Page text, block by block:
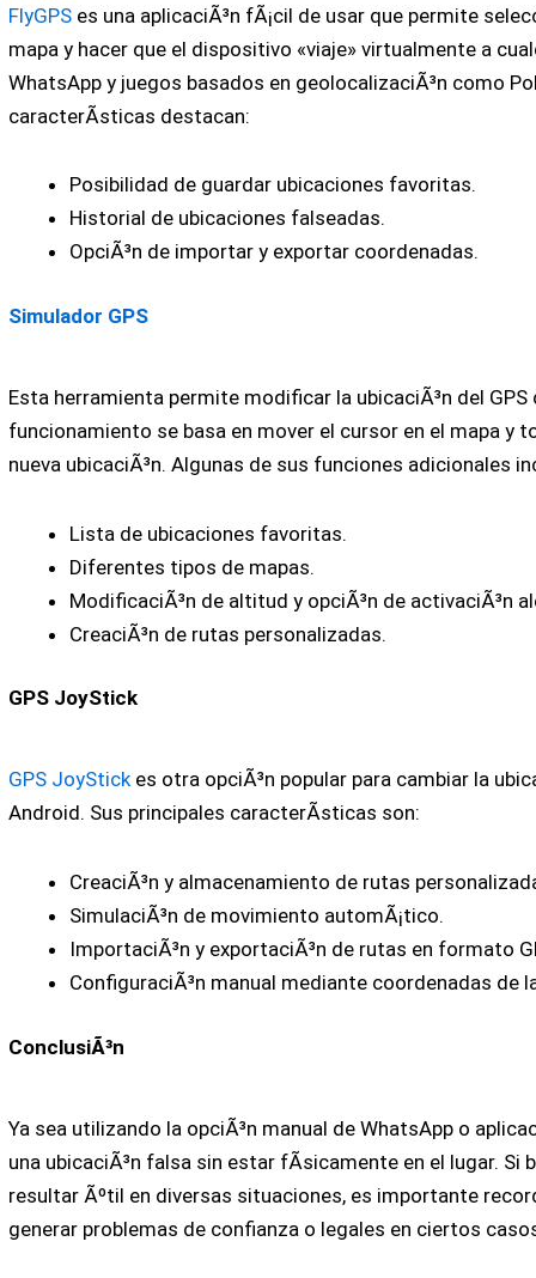
FlyGPS es una aplicaciÃ³n fÃ¡cil de usar que permite
mapa y hacer que el dispositivo «viaje» virtualmente a
WhatsApp y juegos basados en geolocalizaciÃ³n como
caracterÃ­sticas destacan:
Posibilidad de guardar ubicaciones favoritas.
Historial de ubicaciones falseadas.
OpciÃ³n de importar y exportar coordenadas.
Simulador GPS
Esta herramienta permite modificar la ubicaciÃ³n del
funcionamiento se basa en mover el cursor en el mapa y
nueva ubicaciÃ³n. Algunas de sus funciones adicionales
Lista de ubicaciones favoritas.
Diferentes tipos de mapas.
ModificaciÃ³n de altitud y opciÃ³n de activaciÃ³n
CreaciÃ³n de rutas personalizadas.
GPS JoyStick
GPS JoyStickes otra opciÃ³n popular para cambiar la
Android. Sus principales caracterÃ­sticas son:
CreaciÃ³n y almacenamiento de rutas
SimulaciÃ³n de movimiento automÃ¡tico.
ImportaciÃ³n y exportaciÃ³n de rutas en formato
ConfiguraciÃ³n manual mediante coordenadas de
ConclusiÃ³n
Ya sea utilizando la opciÃ³n manual de WhatsApp o
una ubicaciÃ³n falsa sin estar fÃ­sicamente en el lugar. Si
resultar Ãºtil en diversas situaciones, es importante
generar problemas de confianza o legales en ciertos